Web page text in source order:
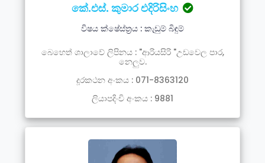
කේ.එස්. කුමාර එදිරිසිංහ
විෂය ක්ෂේස්ත්‍රය : කැඩුම් බිඳුම්
බෙහෙත් ශාලාවේ ලිපිනය : "ආරියසිරි "උඩවෙල පාර,
නෙලුව.
දූරකථන අංකය : 071-8363120
ලියාපදිංචි අංකය : 9881